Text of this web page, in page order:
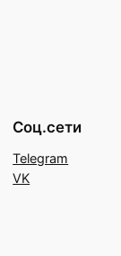
Соц.сети
Telegram
VK